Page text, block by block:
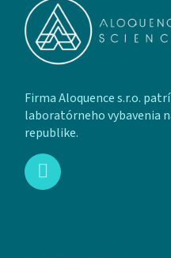
Firma Aloquence s.r.o.
laboratórneho vybavenia
republike.